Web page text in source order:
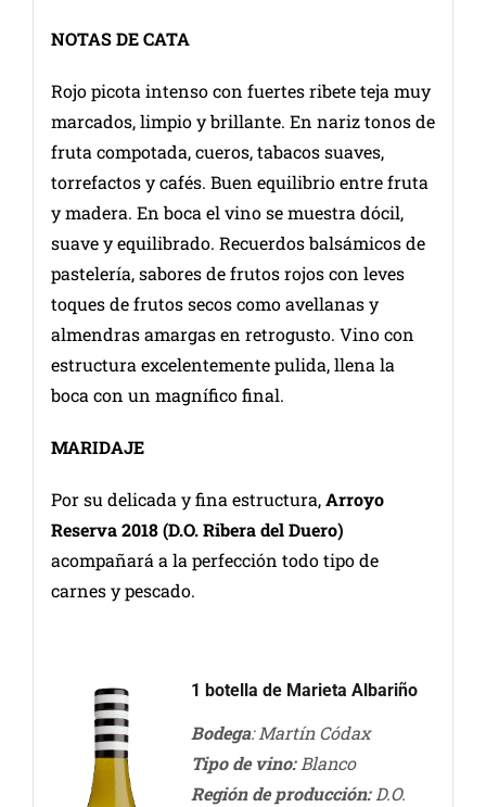
NOTAS DE CATA
Rojo picota intenso con fuertes ribete teja muy
marcados, limpio y brillante. En nariz tonos de
fruta compotada, cueros, tabacos suaves,
torrefactos y cafés. Buen equilibrio entre fruta
y madera. En boca el vino se muestra dócil,
suave y equilibrado. Recuerdos balsámicos de
pastelería, sabores de frutos rojos con leves
toques de frutos secos como avellanas y
almendras amargas en retrogusto. Vino con
estructura excelentemente pulida, llena la
boca con un magnífico final.
MARIDAJE
Por su delicada y fina estructura,Arroyo
Reserva 2018 (D.O. Ribera del Duero)
acompañará a la perfección todo tipo de
carnes y pescado.
1 botella de Marieta Albariño
Bodega: Martín Códax
Tipo de vino:Blanco
Región de producción:D.O.